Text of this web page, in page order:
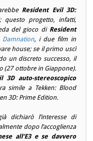
Resident Evil 3D:
; questo progetto, infatti,
del gioco di Resident
Damnation, i due film in
house; se il primo uscì
un discreto successo, il
(27 ottobre in Giappone).
auto-stereoscopico
simile a Tekken: Blood
3D: Prime Edition.
dichiarò l’interesse di
dopo l’accoglienza
all’E3 e se davvero